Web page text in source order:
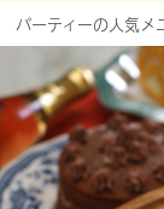
パーティーの人気メ